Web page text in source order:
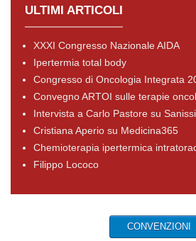
ULTIMI ARTICOLI
XXXI Congresso Nazionale AIDA
Ipertermia total body
Congresso di Oncologia Integrata
Convegno ARTOI sulle terapie
Intervista a Carlo Pastore su
Cristiana Aperio su Medicina365
Chemioterapia ipertermica
Filippo Lococo
CONVENZIONI